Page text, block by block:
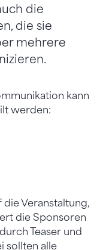
die
die sie
mehrere
kann
werden:
Veranstaltung,
die Sponsoren
Teaser und
sollten alle